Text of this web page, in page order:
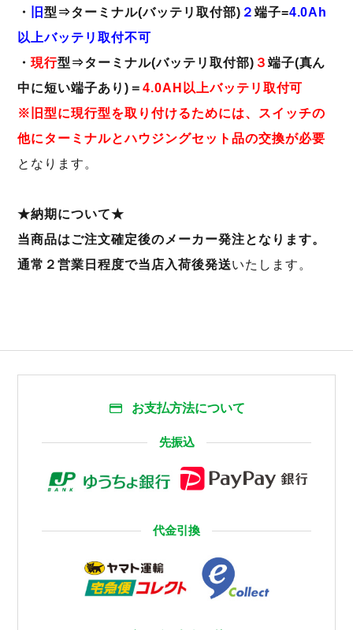
・
旧型⇒ターミナル(バッテリ取付部) ２ 端子=4.0Ah
以上バッテリ取付不可
・現行型⇒ターミナル(バッテリ取付部) ３ 端子(真ん
中に短い端子あり)＝4.0AH以上バッテリ取付可
※旧型に現行型を取り付けるためには、スイッチの
他にターミナルとハウジングセット品の交換が必要
となります。
★納期について★
当商品はご注文確定後のメーカー発注となります。
通常２営業日程度で当店入荷後発送いたします。
お支払方法について
先振込
代金引換